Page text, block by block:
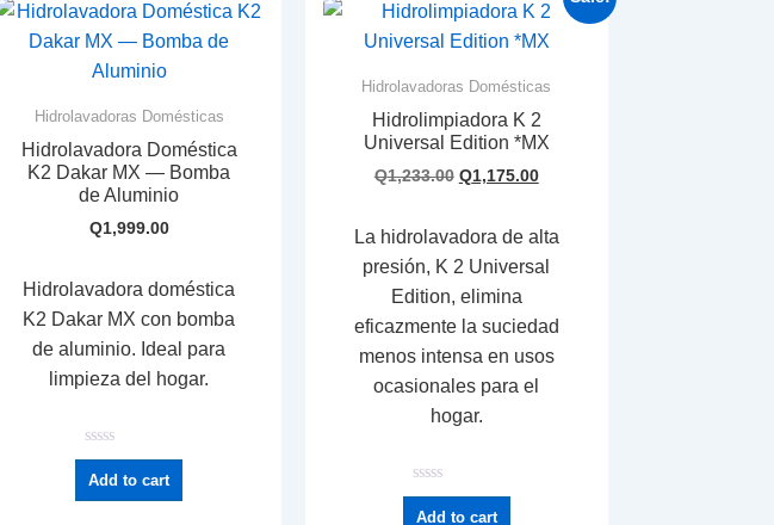
Hidrolavadoras Domésticas
Hidrolavadora Doméstica
K2 Dakar MX — Bomba
de Aluminio
Q1,999.00
Hidrolavadora doméstica
K2 Dakar MX con bomba
de aluminio. Ideal para
limpieza del hogar.
R
a
t
e
Add to cart
Hidrolavadoras Domésticas
Hidrolimpiadora K 2
Universal Edition *MX
Q1,233.00 Q1,175.00
La hidrolavadora de alta
presión, K 2 Universal
Edition, elimina
eficazmente la suciedad
menos intensa en usos
ocasionales para el
hogar.
R
a
Add to cart